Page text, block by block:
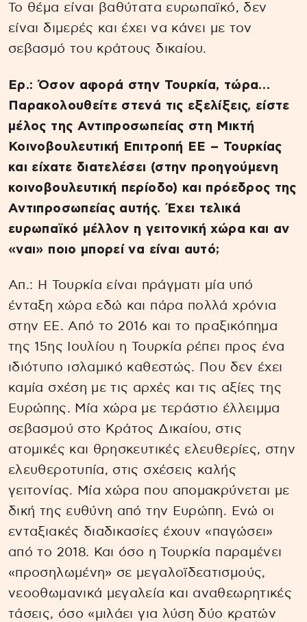
Το θέμα είναι βαθύτατα ευρωπαϊκό, δεν
είναι διμερές και έχει να κάνει με τον
σεβασμό του κράτους δικαίου.
Ερ.: Όσον αφορά στην Τουρκία, τώρα…
Παρακολουθείτε στενά τις εξελίξεις, είστε
μέλος της Αντιπροσωπείας στη Μικτή
Κοινοβουλευτική Επιτροπή ΕΕ – Τουρκίας
και είχατε διατελέσει (στην προηγούμενη
κοινοβουλευτική περίοδο) και πρόεδρος της
Αντιπροσωπείας αυτής. Έχει τελικά
ευρωπαϊκό μέλλον η γειτονική χώρα και αν
«ναι» ποιο μπορεί να είναι αυτό;
Απ.: Η Τουρκία είναι πράγματι μία υπό
ένταξη χώρα εδώ και πάρα πολλά χρόνια
στην ΕΕ. Από το 2016 και το πραξικόπημα
της 15ης Ιουλίου η Τουρκία ρέπει προς ένα
ιδιότυπο ισλαμικό καθεστώς. Που δεν έχει
καμία σχέση με τις αρχές και τις αξίες της
Ευρώπης. Μία χώρα με τεράστιο έλλειμμα
σεβασμού στο Κράτος Δικαίου, στις
ατομικές και θρησκευτικές ελευθερίες, στην
ελευθεροτυπία, στις σχέσεις καλής
γειτονίας. Μία χώρα που απομακρύνεται με
δική της ευθύνη από την Ευρώπη. Ενώ οι
ενταξιακές διαδικασίες έχουν «παγώσει»
από το 2018. Και όσο η Τουρκία παραμένει
«προσηλωμένη» σε μεγαλοϊδεατισμούς,
νεοοθωμανικά μεγαλεία και αναθεωρητικές
τάσεις, όσο «μιλάει για λύση δύο κρατών